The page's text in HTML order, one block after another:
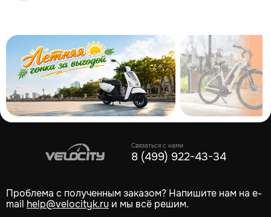
Связаться с нами
8 (499) 922-43-34
Проблема с полученным заказом? Напишите нам на e-
mail help@velocityk.ru и мы всё решим.